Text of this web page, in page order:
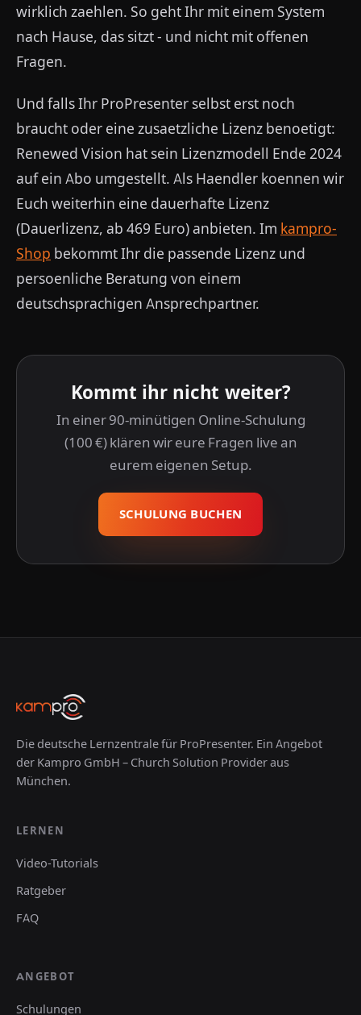
wirklich zaehlen. So geht Ihr mit einem System
nach Hause, das sitzt - und nicht mit offenen
Fragen.
Und falls Ihr ProPresenter selbst erst noch
braucht oder eine zusaetzliche Lizenz benoetigt:
Renewed Vision hat sein Lizenzmodell Ende 2024
auf ein Abo umgestellt. Als Haendler koennen wir
Euch weiterhin eine dauerhafte Lizenz
(Dauerlizenz, ab 469 Euro) anbieten. Im kampro-
Shop bekommt Ihr die passende Lizenz und
persoenliche Beratung von einem
deutschsprachigen Ansprechpartner.
Kommt ihr nicht weiter?
In einer 90-minütigen Online-Schulung
(100 €) klären wir eure Fragen live an
eurem eigenen Setup.
SCHULUNG BUCHEN
Die deutsche Lernzentrale für ProPresenter. Ein Angebot
der Kampro GmbH – Church Solution Provider aus
München.
LERNEN
Video-Tutorials
Ratgeber
FAQ
ANGEBOT
Schulungen